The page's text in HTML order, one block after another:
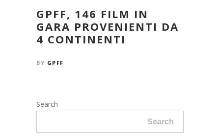
GPFF, 146 FILM IN
GARA PROVENIENTI DA
4 CONTINENTI
BY GPFF
Search
Search